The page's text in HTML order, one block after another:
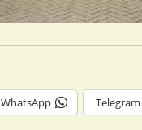
Telegram
WhatsApp